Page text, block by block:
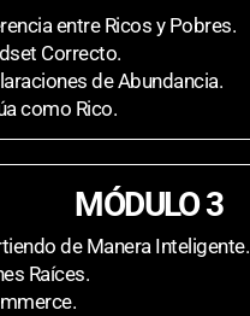
entre Ricos y Pobres.
Correcto.
de Abundancia.
como Rico.
MÓDULO 3
de Manera Inteligente.
Raíces.